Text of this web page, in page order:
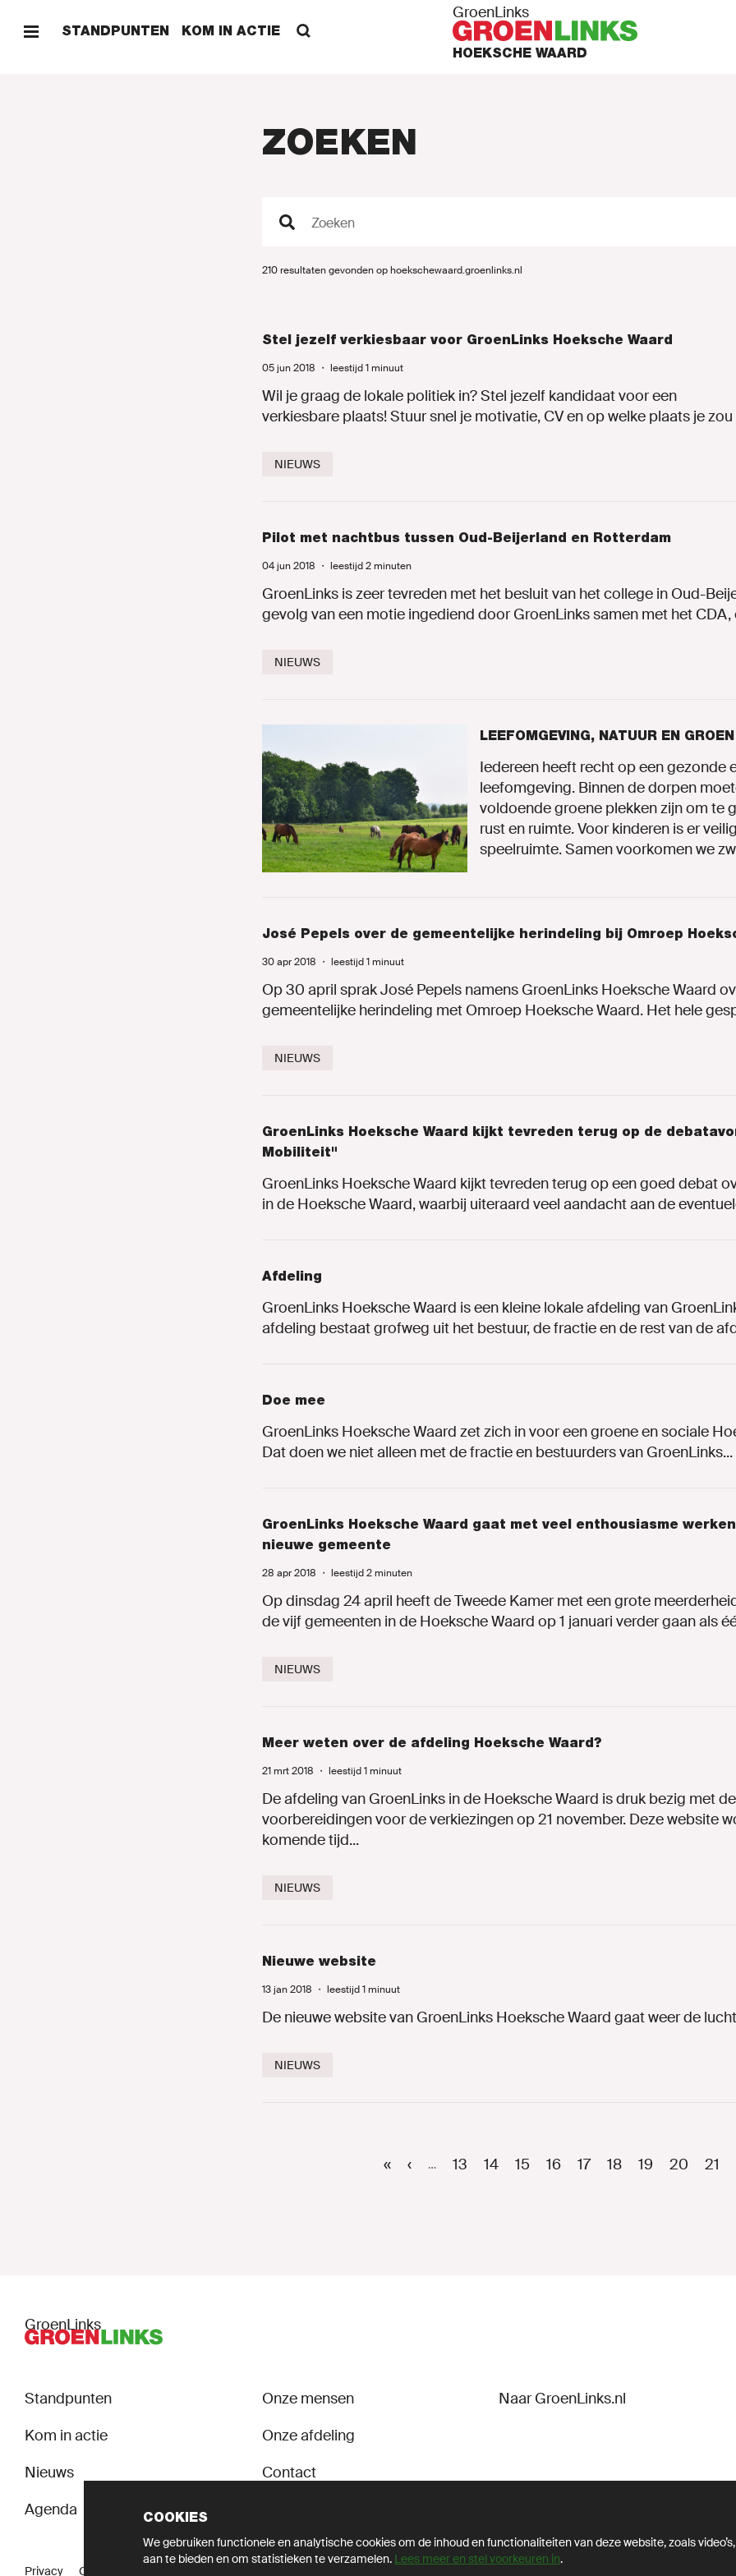
COOKIES
We gebruiken functionele en analytische cookies om de inhoud en functionaliteiten van deze website, zoals video’s,
aan te bieden en om statistieken te verzamelen. Lees meer en stel voorkeuren in.
STANDPUNTEN KOM IN ACTIE
GroenLinks
HOEKSCHE WAARD
ZOEKEN
Zoeken
210 resultaten gevonden op hoekschewaard.groenlinks.nl
Stel jezelf verkiesbaar voor GroenLinks Hoeksche Waard
05 jun 2018 ・ leestijd 1 minuut
Wil je graag de lokale politiek in? Stel jezelf kandidaat voor een
verkiesbare plaats! Stuur snel je motivatie, CV en op welke plaats je
NIEUWS
Pilot met nachtbus tussen Oud-Beijerland en Rotterdam
04 jun 2018 ・ leestijd 2 minuten
GroenLinks is zeer tevreden met het besluit van het college in Oud-
gevolg van een motie ingediend door GroenLinks samen met het CDA,
NIEUWS
LEEFOMGEVING, NATUUR EN GROEN
Iedereen heeft recht op een gezonde
leefomgeving. Binnen de dorpen
voldoende groene plekken zijn om te
rust en ruimte. Voor kinderen is er
speelruimte. Samen voorkomen we
José Pepels over de gemeentelijke herindeling bij Omroep
30 apr 2018 ・ leestijd 1 minuut
Op 30 april sprak José Pepels namens GroenLinks Hoeksche Waard
gemeentelijke herindeling met Omroep Hoeksche Waard. Het hele
NIEUWS
GroenLinks Hoeksche Waard kijkt tevreden terug op de
Mobiliteit"
GroenLinks Hoeksche Waard kijkt tevreden terug op een goed debat
in de Hoeksche Waard, waarbij uiteraard veel aandacht aan de
Afdeling
GroenLinks Hoeksche Waard is een kleine lokale afdeling van
afdeling bestaat grofweg uit het bestuur, de fractie en de rest van de
Doe mee
GroenLinks Hoeksche Waard zet zich in voor een groene en sociale
Dat doen we niet alleen met de fractie en bestuurders van GroenLinks...
GroenLinks Hoeksche Waard gaat met veel enthousiasme
nieuwe gemeente
28 apr 2018 ・ leestijd 2 minuten
Op dinsdag 24 april heeft de Tweede Kamer met een grote
de vijf gemeenten in de Hoeksche Waard op 1 januari verder gaan als
NIEUWS
Meer weten over de afdeling Hoeksche Waard?
21 mrt 2018 ・ leestijd 1 minuut
De afdeling van GroenLinks in de Hoeksche Waard is druk bezig met de
voorbereidingen voor de verkiezingen op 21 november. Deze website
komende tijd...
NIEUWS
Nieuwe website
13 jan 2018 ・ leestijd 1 minuut
De nieuwe website van GroenLinks Hoeksche Waard gaat weer de
NIEUWS
Eerste
«
Vorige
‹ … Page
13 Page
14 Page
15 Page
16 Page
17 Page
18 Page
19 Page
20 21
GroenLinks
Standpunten
Kom in actie
Nieuws
Agenda
Onze mensen
Onze afdeling
Contact
Naar GroenLinks.nl
Privacy Cookie instellingen
Onze mensen
Onze afdeling
Nieuws
Naar GroenLinks.nl
MIJN GROENLINKS